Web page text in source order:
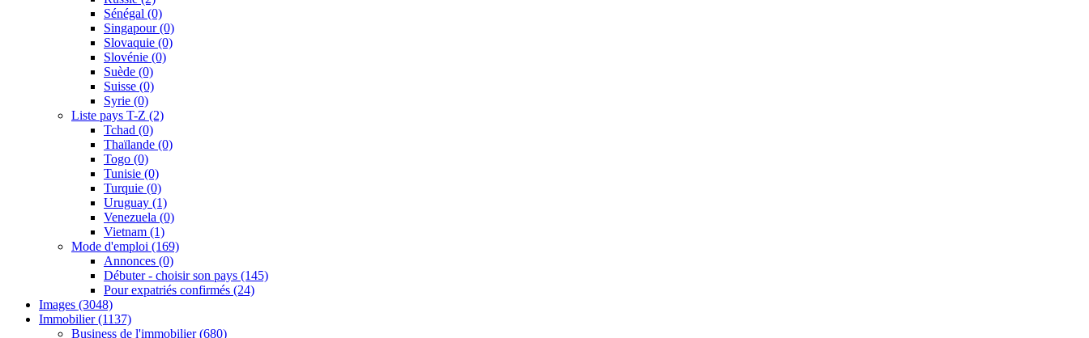
Sénégal (0)
Singapour(0)
Slovaquie (0)
Slovénie (0)
Suède (0)
Suisse (0)
Syrie (0)
Liste pays T-Z (2)
Tchad (0)
Thaïlande (0)
Togo (0)
Tunisie (0)
Turquie (0)
Uruguay (1)
Venezuela (0)
Vietnam (1)
Mode d'emploi (169)
Annonces (0)
Débuter - choisir son pays (145)
Pour expatriés confirmés (24)
Images (3048)
Immobilier(1137)
Business de l'immobilier(680)